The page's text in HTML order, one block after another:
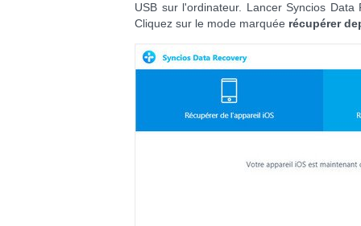
USB sur l'ordinateur. Lancer Syncios
Cliquez sur le mode marquée récupérer